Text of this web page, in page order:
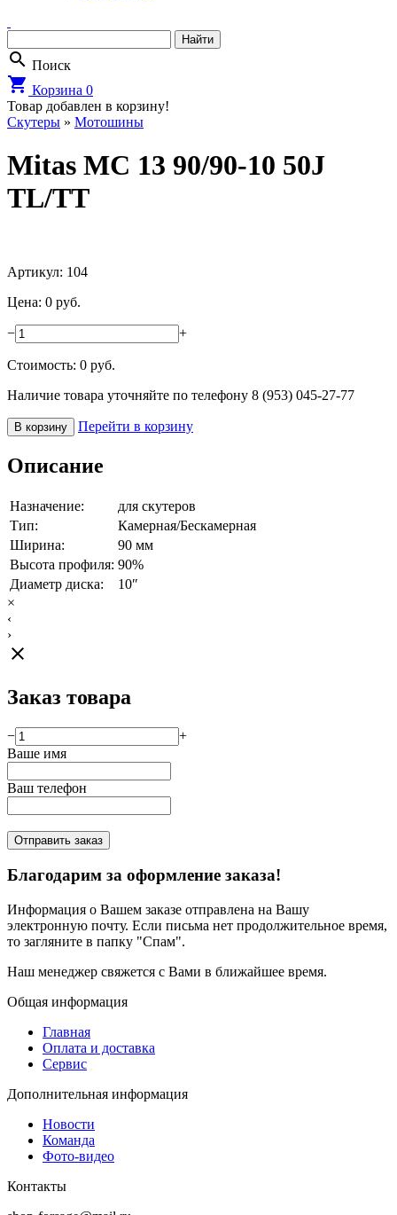
search Поиск
shopping_cart Корзина 0
Товар добавлен в корзину!
Cкутеры » Мотошины
Mitas MC 13 90/90-10 50J
TL/TT
Артикул: 104
Цена: 0 руб.
− +
Стоимость: 0 руб.
Наличие товара уточняйте по телефону 8 (953) 045-27-77
В корзину Перейти в корзину
Описание
Назначение:
для скутеров
Тип:
Камерная/Бескамерная
Ширина:
90 мм
Высота профиля: 90%
Диаметр диска:
10″
×
‹
›
close
Заказ товара
−
+
Ваше имя
Ваш телефон
Отправить заказ
Благодарим за оформление заказа!
Информация о Вашем заказе отправлена на Вашу
электронную почту. Если письма нет продолжительное время,
то загляните в папку "Спам".
Наш менеджер свяжется с Вами в ближайшее время.
Общая информация
Главная
Оплата и доставка
Сервис
Дополнительная информация
Новости
Команда
Фото-видео
Контакты